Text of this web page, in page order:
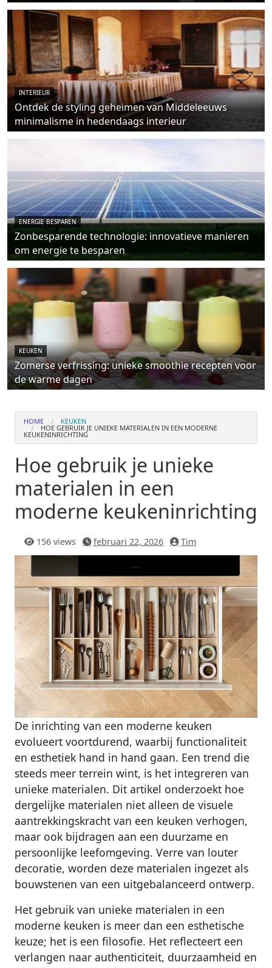
INTERIEUR
Ontdek de styling geheimen van Middeleeuws
minimalisme in hedendaags interieur
ENERGIE BESPAREN
Zonbesparende technologie: innovatieve manieren
om energie te besparen
KEUKEN
Zomerse verfrissing: unieke smoothie recepten voor
de warme dagen
HOME KEUKEN
HOE GEBRUIK JE UNIEKE MATERIALEN IN EEN MODERNE
KEUKENINRICHTING
Hoe gebruik je unieke
materialen in een
moderne keukeninrichting
156 views februari 22, 2026 Tim
De inrichting van een moderne keuken
evolueert voortdurend, waarbij functionaliteit
en esthetiek hand in hand gaan. Een trend die
steeds meer terrein wint, is het integreren van
unieke materialen. Dit artikel onderzoekt hoe
dergelijke materialen niet alleen de visuele
aantrekkingskracht van een keuken verhogen,
maar ook bijdragen aan een duurzame en
persoonlijke leefomgeving. Verre van louter
decoratie, worden deze materialen ingezet als
bouwstenen van een uitgebalanceerd ontwerp.
Het gebruik van unieke materialen in een
moderne keuken is meer dan een esthetische
keuze; het is een filosofie. Het reflecteert een
verlangen naar authenticiteit, duurzaamheid en